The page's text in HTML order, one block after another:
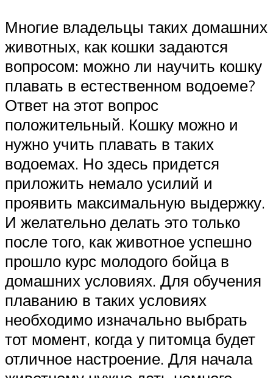
Многие владельцы таких домашних
животных, как кошки задаются
вопросом: можно ли научить кошку
плавать в естественном водоеме?
Ответ на этот вопрос
положительный. Кошку можно и
нужно учить плавать в таких
водоемах. Но здесь придется
приложить немало усилий и
проявить максимальную выдержку.
И желательно делать это только
после того, как животное успешно
прошло курс молодого бойца в
домашних условиях. Для обучения
плаванию в таких условиях
необходимо изначально выбрать
тот момент, когда у питомца будет
отличное настроение. Для начала